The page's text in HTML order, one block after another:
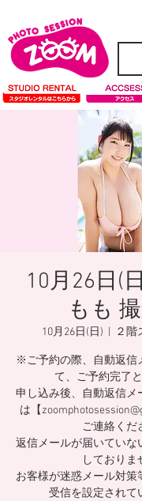
10月26日(
もも
10月26日(日) ２階
※ご予約の際、自動返信
て、ご予約完了
申し込み後、自動返信メ
は【
ご連絡くだ
返信メールが届いていな
しておりま
お客様が迷惑メール対策
受信を設定されて